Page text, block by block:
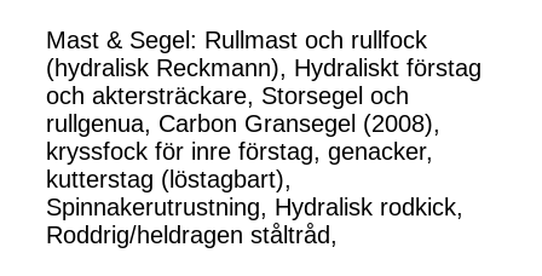
Mast & Segel: Rullmast och rullfock
(hydralisk Reckmann), Hydraliskt förstag
och aktersträckare, Storsegel och
rullgenua, Carbon Gransegel (2008),
kryssfock för inre förstag, genacker,
kutterstag (löstagbart),
Spinnakerutrustning, Hydralisk rodkick,
Roddrig/heldragen ståltråd,